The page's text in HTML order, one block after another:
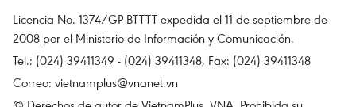
Licencia No. 1374/GP-BTTTT expedida el 11 de septiembre de
2008 por el Ministerio de Información y Comunicación.
Tel.: (024) 39411349 - (024) 39411348, Fax: (024) 39411348
Correo: vietnamplus@vnanet.vn